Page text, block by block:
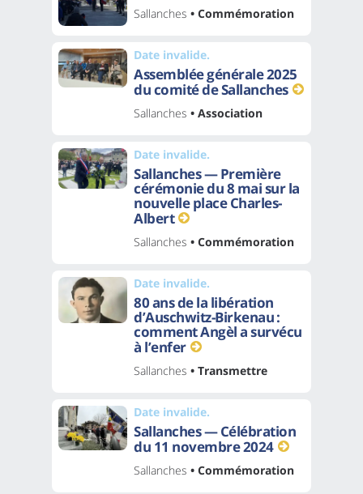
Sallanches • Commémoration
Date invalide.
Assemblée générale 2025
du comité de Sallanches
Sallanches • Association
Date invalide.
Sallanches — Première
cérémonie du 8 mai sur la
nouvelle place Charles-
Albert
Sallanches • Commémoration
Date invalide.
80 ans de la libération
d’Auschwitz-Birkenau :
comment Angèl a survécu
à l’enfer
Sallanches • Transmettre
Date invalide.
Sallanches — Célébration
du 11 novembre 2024
Sallanches • Commémoration